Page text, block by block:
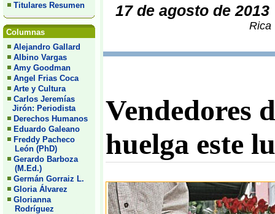
Titulares Resumen
Columnas
Alejandro Gallard
Albino Vargas
Amy Goodman
Angel Frias Coca
Arte y Cultura
Carlos Jeremías
Jirón: Periodista
Derechos Humanos
Eduardo Galeano
Freddy Pacheco
León (PhD)
Gerardo Barboza
(M.Ed.)
Germán Gorraiz L.
Gloria Álvarez
Glorianna
Rodríguez
17 de agosto de 2013
Rica
Vendedores
huelga este